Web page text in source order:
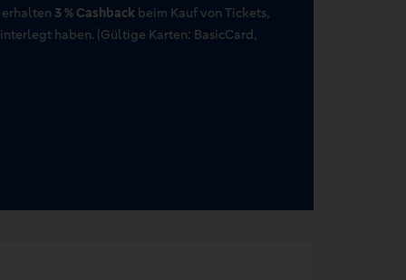
3 % Cashbackbeim Kauf von Tickets,
haben. (Gültige Karten: BasicCard,